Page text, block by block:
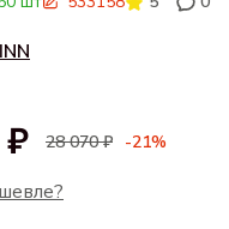
28 070 ₽ -21%